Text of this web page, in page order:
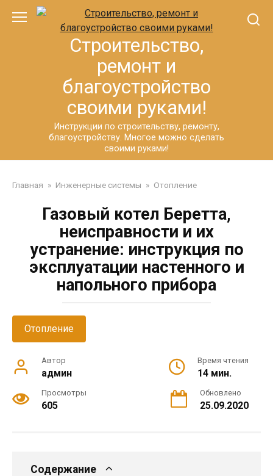
Перейти
Строительство,
ремонт и
благоустройство
своими руками!
Инструкции по строительству, ремонту,
благоустройству. Многое можно сделать
своими руками!
Главная » Инженерные системы » Отопление
Газовый котел Беретта,
неисправности и их
устранение: инструкция по
эксплуатации настенного и
напольного прибора
Отопление
Автор
админ
Время чтения
14 мин.
Просмотры
605
Обновлено
25.09.2020
Содержание